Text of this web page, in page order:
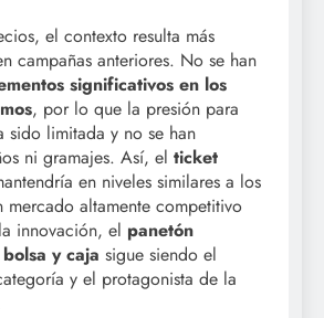
el contexto resulta más
campañas anteriores. No se han
significativos en los
, por lo que la presión para
sido limitada y no se han
ni gramajes. Así, el ticket
en niveles similares a los
altamente competitivo
innovación, el panetón
y caja sigue siendo el
y el protagonista de la